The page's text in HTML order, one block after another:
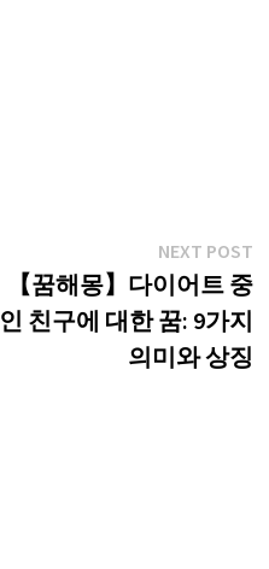
NEXT POST
【꿈해몽】다이어트 중
인 친구에 대한 꿈: 9가지
의미와 상징